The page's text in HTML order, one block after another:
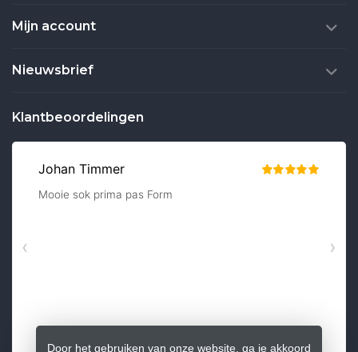
Mijn account
Nieuwsbrief
Klantbeoordelingen
Door het gebruiken van onze website, ga je akkoord